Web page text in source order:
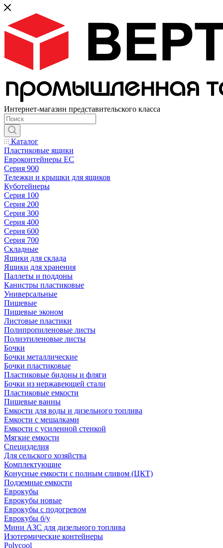
Интернет-магазин представительского класса
Каталог
Пластиковые ящики
Евроконтейнеры ЕС
Серия 900
Тележки и крышки для ящиков
Куботейнеры
Серия 100
Серия 200
Серия 300
Серия 400
Серия 600
Серия 700
Складные
Ящики для склада
Ящики для хранения
Паллеты и поддоны
Канистры пластиковые
Универсальные
Пищевые
Пищевые эконом
Листовые пластики
Полипропиленовые листы
Полиэтиленовые листы
Бочки
Бочки металлические
Бочки пластиковые
Пластиковые бидоны и фляги
Бочки из нержавеющей стали
Пластиковые емкости
Пищевые ванны
Емкости для воды и дизельного топлива
Емкости с мешалками
Емкости с усиленной стенкой
Мягкие емкости
Специзделия
Для сельского хозяйства
Комплектующие
Конусные емкости с полным сливом (ЦКТ)
Подземные емкости
Еврокубы
Еврокубы новые
Еврокубы с подогревом
Еврокубы б/у
Мини АЗС для дизельного топлива
Изотермические контейнеры
Polycool